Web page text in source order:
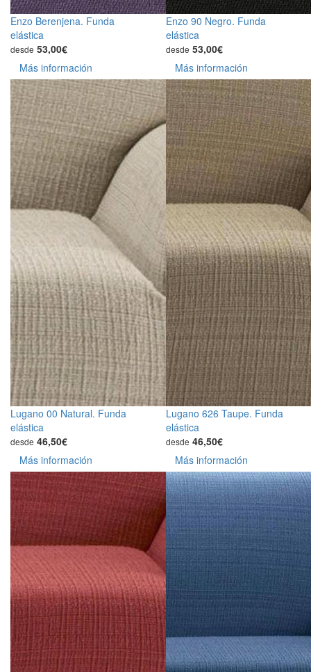
Enzo Berenjena. Funda
elástica
desde 53,00€
Más información
Enzo 90 Negro. Funda
elástica
desde 53,00€
Más información
Lugano 00 Natural. Funda
elástica
desde 46,50€
Más información
Lugano 626 Taupe. Funda
elástica
desde 46,50€
Más información